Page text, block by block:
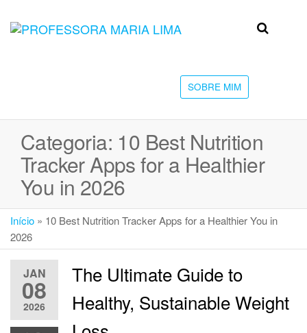
Professora
faculdade
SOBRE MIM
Categoria: 10 Best Nutrition
Tracker Apps for a Healthier
You in 2026
Início » 10 Best Nutrition Tracker Apps for a Healthier You in
2026
JAN
08
2026
The Ultimate Guide to
Healthy, Sustainable Weight